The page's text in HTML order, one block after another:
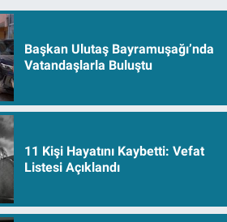
Başkan Ulutaş Bayramuşağı’nda
Vatandaşlarla Buluştu
11 Kişi Hayatını Kaybetti: Vefat
Listesi Açıklandı